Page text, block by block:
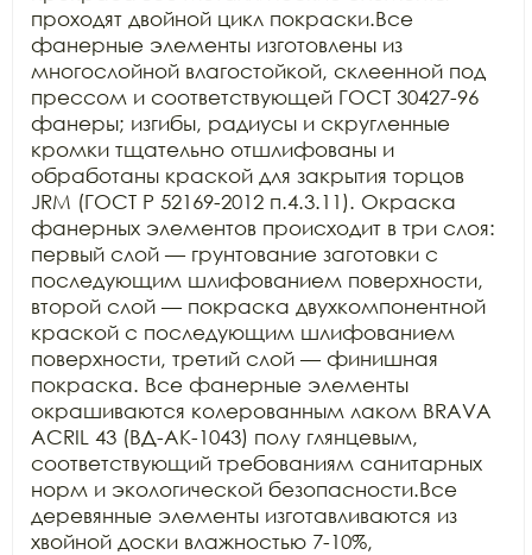
проходят двойной цикл покраски.Все
фанерные элементы изготовлены из
многослойной влагостойкой, склеенной под
прессом и соответствующей ГОСТ 30427-96
фанеры; изгибы, радиусы и скругленные
кромки тщательно отшлифованы и
обработаны краской для закрытия торцов
JRM (ГОСТ Р 52169-2012 п.4.3.11). Окраска
фанерных элементов происходит в три слоя:
первый слой — грунтование заготовки с
последующим шлифованием поверхности,
второй слой — покраска двухкомпонентной
краской с последующим шлифованием
поверхности, третий слой — финишная
покраска. Все фанерные элементы
окрашиваются колерованным лаком BRAVA
ACRIL 43 (ВД-АК-1043) полу глянцевым,
соответствующий требованиям санитарных
норм и экологической безопасности.Все
деревянные элементы изготавливаются из
хвойной доски влажностью 7-10%,